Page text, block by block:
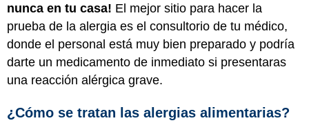
nunca en tu casa! El mejor sitio para hacer la
prueba de la alergia es el consultorio de tu médico,
donde el personal está muy bien preparado y podría
darte un medicamento de inmediato si presentaras
una reacción alérgica grave.
¿Cómo se tratan las alergias alimentarias?